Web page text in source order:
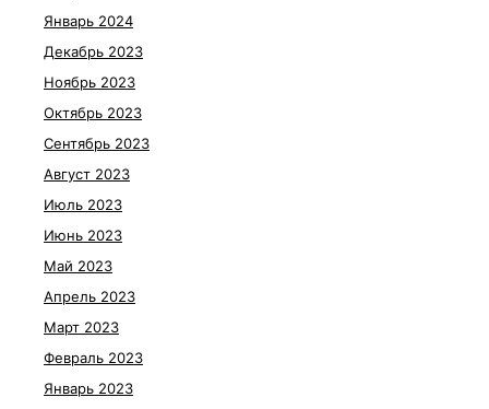
Январь 2024
Декабрь 2023
Ноябрь 2023
Октябрь 2023
Сентябрь 2023
Август 2023
Июль 2023
Июнь 2023
Май 2023
Апрель 2023
Март 2023
Февраль 2023
Январь 2023